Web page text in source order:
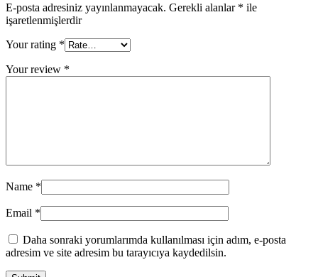
E-posta adresiniz yayınlanmayacak. Gerekli alanlar * ile
işaretlenmişlerdir
Your rating *
Your review *
Name *
Email *
Daha sonraki yorumlarımda kullanılması için adım, e-posta
adresim ve site adresim bu tarayıcıya kaydedilsin.